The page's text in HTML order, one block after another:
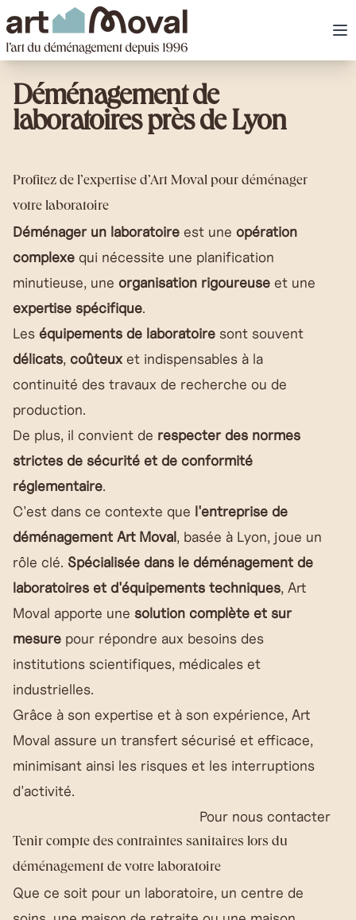
art Moval
Déménagement de
laboratoires près de Lyon
Profitez de l’expertise d’Art Moval pour déménager
votre laboratoire
Déménager un laboratoire est une opération
complexe qui nécessite une planification
minutieuse, une organisation rigoureuse et une
expertise spécifique.
Les équipements de laboratoire sont souvent
délicats, coûteux et indispensables à la
continuité des travaux de recherche ou de
production.
De plus, il convient de respecter des normes
strictes de sécurité et de conformité
réglementaire.
C'est dans ce contexte que l'entreprise de
déménagement Art Moval, basée à Lyon, joue un
rôle clé. Spécialisée dans le déménagement de
laboratoires et d'équipements techniques, Art
Moval apporte une solution complète et sur
mesure pour répondre aux besoins des
institutions scientifiques, médicales et
industrielles.
Grâce à son expertise et à son expérience, Art
Moval assure un transfert sécurisé et efficace,
minimisant ainsi les risques et les interruptions
d'activité.
Pour nous contacter
Tenir compte des contraintes sanitaires lors du
déménagement de votre laboratoire
Que ce soit pour un laboratoire, un centre de